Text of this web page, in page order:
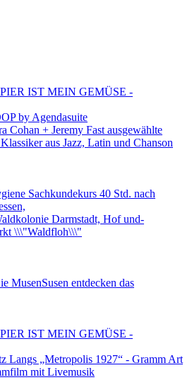
IST MEIN GEMÜSE -
by Agendasuite
Cohan + Jeremy Fast ausgewählte
aus Jazz, Latin und Chanson
Sachkundekurs 40 Std. nach
Darmstadt, Hof und-
\\\"Waldfloh\\\"
MusenSusen entdecken das
IST MEIN GEMÜSE -
Langs „Metropolis 1927“ - Gramm Art
mit Livemusik